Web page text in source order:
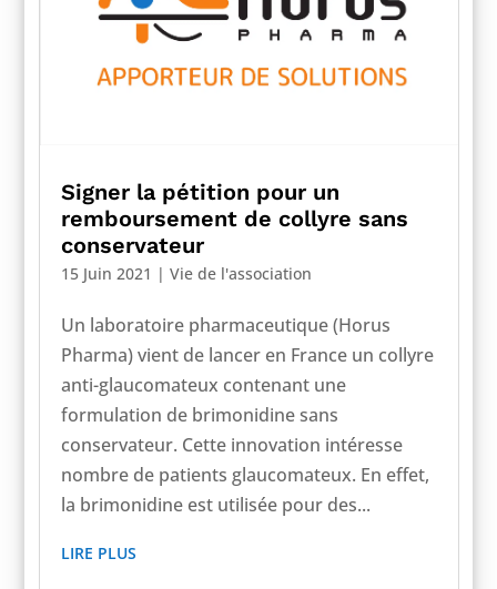
Signer la pétition pour un
remboursement de collyre sans
conservateur
15 Juin 2021 | Vie de l'association
Un laboratoire pharmaceutique (Horus
Pharma) vient de lancer en France un collyre
anti-glaucomateux contenant une
formulation de brimonidine sans
conservateur. Cette innovation intéresse
nombre de patients glaucomateux. En effet,
la brimonidine est utilisée pour des...
LIRE PLUS